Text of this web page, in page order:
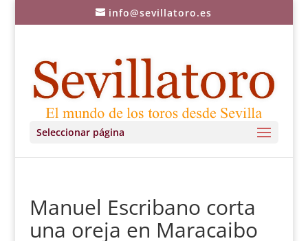
info@sevillatoro.es
Seleccionar página
Manuel Escribano corta
una oreja en Maracaibo